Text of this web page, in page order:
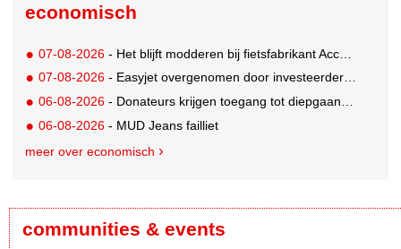
economisch
07-08-2026 - Het blijft modderen bij fietsfabrikant Accell. Krijgt uitstel van betaling
07-08-2026 - Easyjet overgenomen door investeerder Apollo
06-08-2026 - Donateurs krijgen toegang tot diepgaandere informatie over goede doelen
06-08-2026 - MUD Jeans failliet
meer over economisch
communities & events